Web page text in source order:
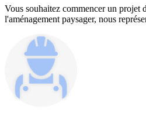
Vous souhaitez commencer un projet
l'aménagement paysager, nous